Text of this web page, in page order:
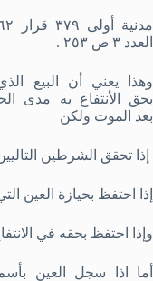
العدد ٣ ص ٢٥٣ .
وهذا يعني أن البيع
بحق الأنتفاع به مدى
بعد الموت ولكن
إذا تحقق الشرطين
إذا احتفظ بحيازة العين
وإذا احتفظ بحقه في
أما اذا سجل العين